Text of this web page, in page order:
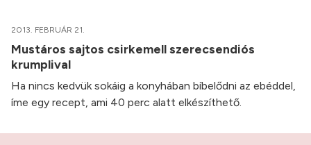
2013. FEBRUÁR 21.
Mustáros sajtos csirkemell szerecsendiós
krumplival
Ha nincs kedvük sokáig a konyhában bíbelődni az ebéddel,
íme egy recept, ami 40 perc alatt elkészíthető.